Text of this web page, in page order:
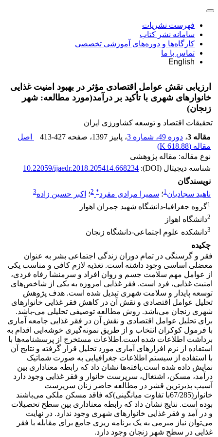
فهرست نشریات
سامانه نشر کتاب
کارگاه‌ها و دوره‌های آموزشی تخصصی
تماس با ما
English
ارزیابی نقش عوامل اقتصادی مؤثر در بهبود امنیت غذایی
خانوارهای شهری با تأکید بر درآمد(مورد مطالعه: شهر
زنجان)
تحقیقات اقتصاد و توسعه کشاورزی ایران
مقاله 3
، دوره 49، شماره 3 ، پاییز 1397 ، صفحه 413-427
اصل
مقاله (618.88 K
)
نوع مقاله: مقاله پژوهشی
شناسه دیجیتال (DOI):
10.22059/ijaedr.2018.205414.668234
نویسندگان
ناهید سجادیان1؛ سمیرا مرادی مفرد*
2؛ اکبر حسین زاده3
1گروه جغرافیا-دانشگاه شهید چمران اهواز
2دانشگاه اهواز
3دانشکده علوم اجتماعی-دانشگاه زنجان
چکیده
فقر و گرسنگی در تمام دوران زندگی اجتماعی بشر به عنوان
معضلی اساسی وجود داشته است. تغذیه لازم کافی و مناسب یکی
از عوامل مهم سلامت جسم و روان افراد و سرمنشا رفاه فردی،
امنیت غذایی، فرد است. فقر غذایی امروزه به یکی از شاخص‌های
توسعه پایدار و سلامت شهری تبدیل شده است. هدف پژوهش
تحلیل عوامل اقتصادی و نقش آن در کاهش فقر غذایی خانوارهای
شهری زنجان می‌باشد. روش مطالعه توصیفی تحلیلی می-باشد.
برای تحلیل عوامل اقتصادی و نقش آن در فقر غذایی جامعه آماری
با فرمول کوکران انتخاب و از طریق نمونه‌گیری خوشه‌ایی اقدام به
برداشت اطلاعات شده است.اطلاعات مستخرج از پرسشنامه‌ها با
استفاده از نرم افزارهای آماری مورد تحلیل قرار گرفته و نتایج آن
با استفاده از سیستم اطلاعات جغرافیایی به صورت شماتیک
نمایش داده شده است.یافته‌ها نشان داد که رابطه معناداری بین
درآمد، مسکن، اشتغال، سرپرست خانوار و فقر غذایی وجود دارد
آسیب پذیرترین قشر در مطالعه حاضر زنان سرپرست‌
خانوار(67/285با تفاوت میانگینی)که فاقد مسکن ملکی می‌باشند
بوده است. نتایج نشان داد که رابطه معناداری بین سطح تحصیلات
و در آمد و فقر غذایی خانوارهای شهری وجود ندارد. در نهایت
می‌توان نیاز مبرمی به یک برنامه ریزی جامع برای مقابله با فقر
غذایی در سطح شهر زنجان وجود دارد.